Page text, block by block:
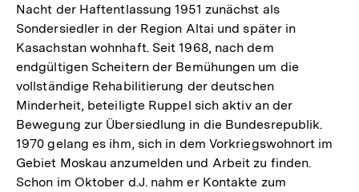
Nacht der Haftentlassung 1951 zunächst als
Sondersiedler in der Region Altai und später in
Kasachstan wohnhaft. Seit 1968, nach dem
endgültigen Scheitern der Bemühungen um die
vollständige Rehabilitierung der deutschen
Minderheit, beteiligte Ruppel sich aktiv an der
Bewegung zur Übersiedlung in die Bundesrepublik.
1970 gelang es ihm, sich in dem Vorkriegswohnort im
Gebiet Moskau anzumelden und Arbeit zu finden.
Schon im Oktober d.J. nahm er Kontakte zum